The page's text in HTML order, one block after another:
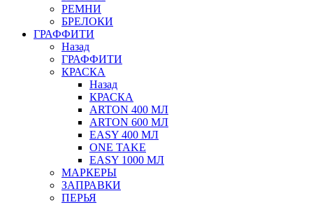
РЕМНИ
БРЕЛОКИ
ГРАФФИТИ
Назад
ГРАФФИТИ
КРАСКА
Назад
КРАСКА
ARTON 400 МЛ
ARTON 600 МЛ
EASY 400 МЛ
ONE TAKE
EASY 1000 МЛ
МАРКЕРЫ
ЗАПРАВКИ
ПЕРЬЯ